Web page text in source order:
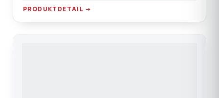
TEPRO.
PRODUKTDETAIL →